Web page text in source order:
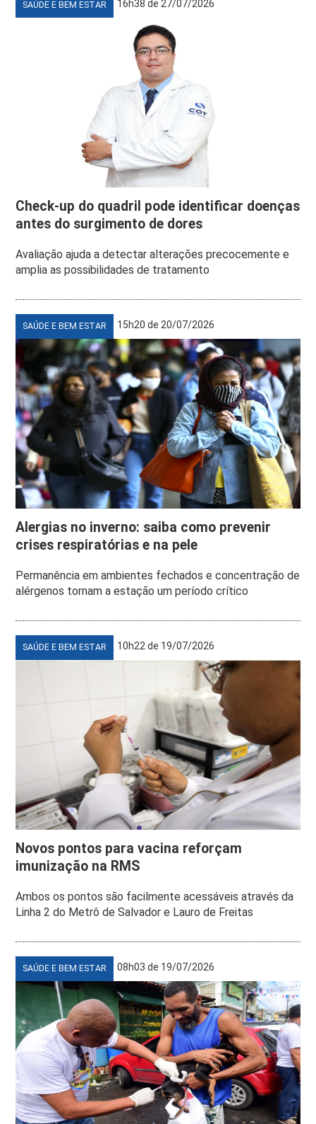
SAÚDE E BEM ESTAR 16h38 de 27/07/2026
Check-up do quadril pode identificar doenças
antes do surgimento de dores
Avaliação ajuda a detectar alterações precocemente e
amplia as possibilidades de tratamento
SAÚDE E BEM ESTAR 15h20 de 20/07/2026
Alergias no inverno: saiba como prevenir
crises respiratórias e na pele
Permanência em ambientes fechados e concentração de
alérgenos tornam a estação um período crítico
SAÚDE E BEM ESTAR 10h22 de 19/07/2026
Novos pontos para vacina reforçam
imunização na RMS
Ambos os pontos são facilmente acessáveis através da
Linha 2 do Metrô de Salvador e Lauro de Freitas
SAÚDE E BEM ESTAR 08h03 de 19/07/2026